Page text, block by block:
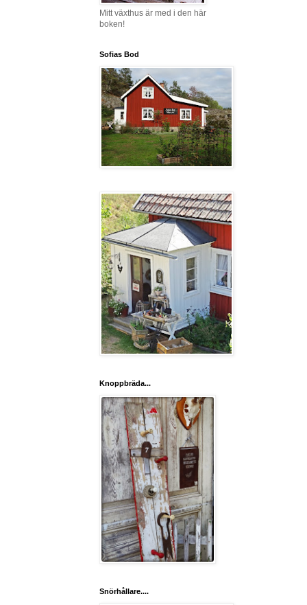
Mitt växthus är med i den här
boken!
Sofias Bod
Knoppbräda...
Snörhållare....